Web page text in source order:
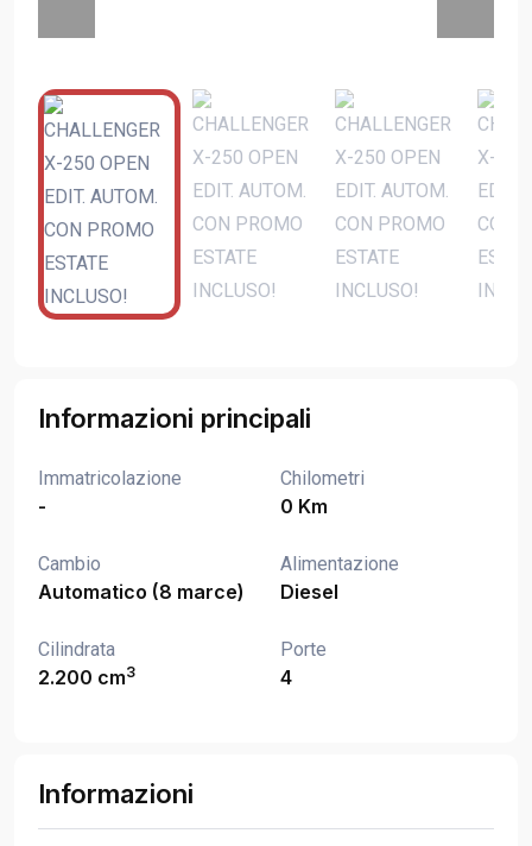
Informazioni principali
Immatricolazione
-
Chilometri
0 Km
Cambio
Automatico (8 marce)
Alimentazione
Diesel
Cilindrata
2.200 cm3
Porte
4
Informazioni